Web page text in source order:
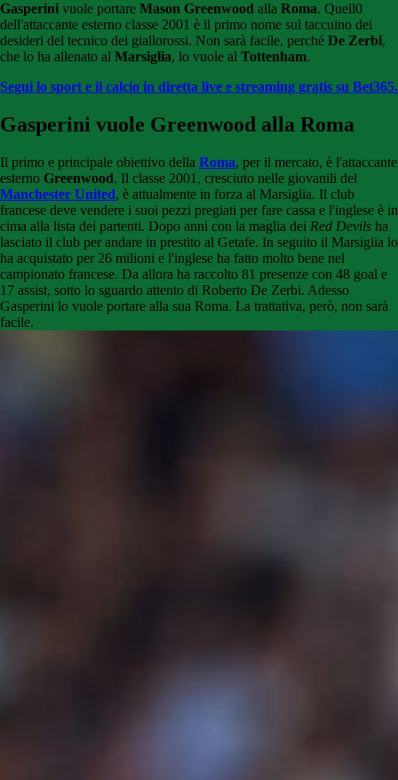
Gasperini vuole portare Mason Greenwood alla Roma. Quell0
dell'attaccante esterno classe 2001 è il primo nome sul taccuino dei
desideri del tecnico dei giallorossi. Non sarà facile, perché De Zerbi,
che lo ha allenato al Marsiglia, lo vuole al Tottenham.
Segui lo sport e il calcio in diretta live e streaming gratis su Bet365.
Gasperini vuole Greenwood alla Roma
Il primo e principale obiettivo della Roma, per il mercato, è l'attaccante
esterno Greenwood. Il classe 2001, cresciuto nelle giovanili del
Manchester United, è attualmente in forza al Marsiglia. Il club
francese deve vendere i suoi pezzi pregiati per fare cassa e l'inglese è in
cima alla lista dei partenti. Dopo anni con la maglia dei Red Devils ha
lasciato il club per andare in prestito al Getafe. In seguito il Marsiglia lo
ha acquistato per 26 milioni e l'inglese ha fatto molto bene nel
campionato francese. Da allora ha raccolto 81 presenze con 48 goal e
17 assist, sotto lo sguardo attento di Roberto De Zerbi. Adesso
Gasperini lo vuole portare alla sua Roma. La trattativa, però, non sarà
facile.